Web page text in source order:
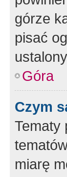
górze
pisać
Góra
Czym
Tematy
miarę